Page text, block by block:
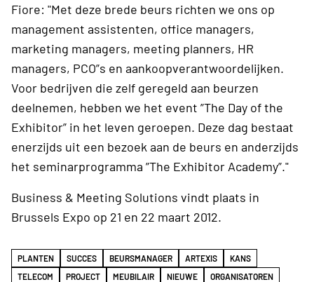
Fiore: "Met deze brede beurs richten we ons op
management assistenten, office managers,
marketing managers, meeting planners, HR
managers, PCO”s en aankoopverantwoordelijken.
Voor bedrijven die zelf geregeld aan beurzen
deelnemen, hebben we het event ”The Day of the
Exhibitor” in het leven geroepen. Deze dag bestaat
enerzijds uit een bezoek aan de beurs en anderzijds
het seminarprogramma ”The Exhibitor Academy”."
Business & Meeting Solutions vindt plaats in
Brussels Expo op 21 en 22 maart 2012.
PLANTEN SUCCES BEURSMANAGER ARTEXIS
KANS
TELECOM
PROJECT MEUBILAIR NIEUWE ORGANISATOREN